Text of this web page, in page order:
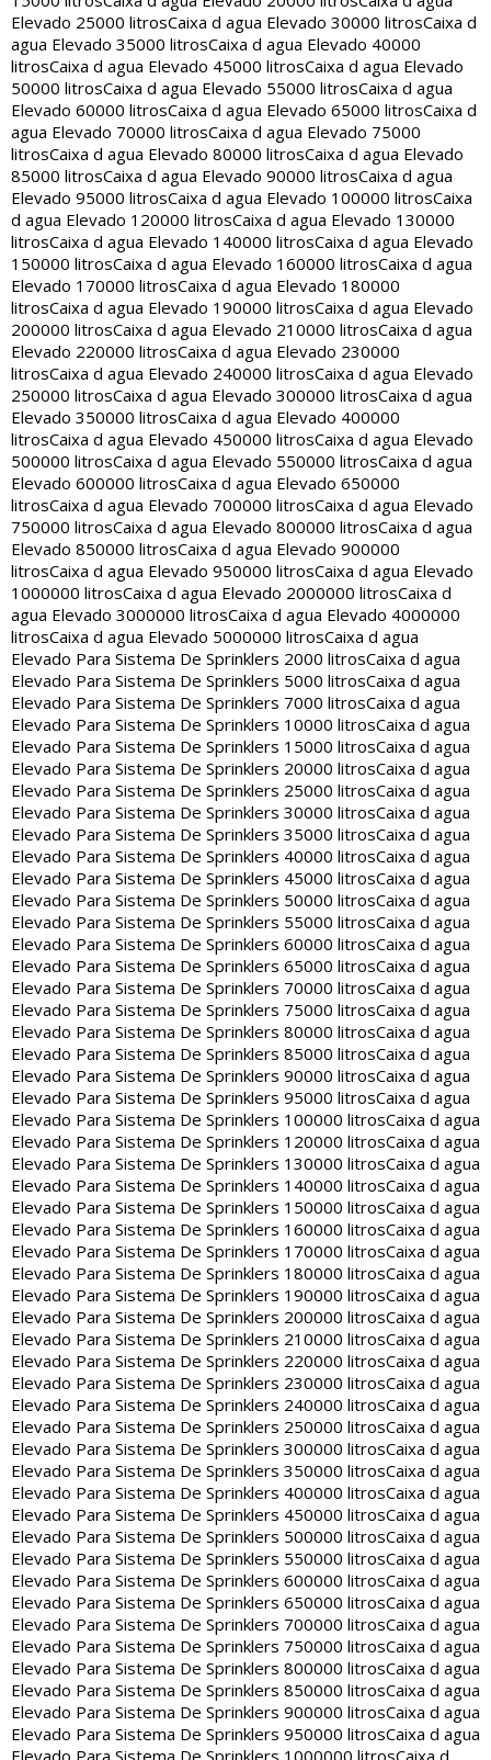
Elevado 25000 litrosCaixa d agua Elevado 30000 litrosCaixa d
agua Elevado 35000 litrosCaixa d agua Elevado 40000
litrosCaixa d agua Elevado 45000 litrosCaixa d agua Elevado
50000 litrosCaixa d agua Elevado 55000 litrosCaixa d agua
Elevado 60000 litrosCaixa d agua Elevado 65000 litrosCaixa d
agua Elevado 70000 litrosCaixa d agua Elevado 75000
litrosCaixa d agua Elevado 80000 litrosCaixa d agua Elevado
85000 litrosCaixa d agua Elevado 90000 litrosCaixa d agua
Elevado 95000 litrosCaixa d agua Elevado 100000 litrosCaixa
d agua Elevado 120000 litrosCaixa d agua Elevado 130000
litrosCaixa d agua Elevado 140000 litrosCaixa d agua Elevado
150000 litrosCaixa d agua Elevado 160000 litrosCaixa d agua
Elevado 170000 litrosCaixa d agua Elevado 180000
litrosCaixa d agua Elevado 190000 litrosCaixa d agua Elevado
200000 litrosCaixa d agua Elevado 210000 litrosCaixa d agua
Elevado 220000 litrosCaixa d agua Elevado 230000
litrosCaixa d agua Elevado 240000 litrosCaixa d agua Elevado
250000 litrosCaixa d agua Elevado 300000 litrosCaixa d agua
Elevado 350000 litrosCaixa d agua Elevado 400000
litrosCaixa d agua Elevado 450000 litrosCaixa d agua Elevado
500000 litrosCaixa d agua Elevado 550000 litrosCaixa d agua
Elevado 600000 litrosCaixa d agua Elevado 650000
litrosCaixa d agua Elevado 700000 litrosCaixa d agua Elevado
750000 litrosCaixa d agua Elevado 800000 litrosCaixa d agua
Elevado 850000 litrosCaixa d agua Elevado 900000
litrosCaixa d agua Elevado 950000 litrosCaixa d agua Elevado
1000000 litrosCaixa d agua Elevado 2000000 litrosCaixa d
agua Elevado 3000000 litrosCaixa d agua Elevado 4000000
litrosCaixa d agua Elevado 5000000 litrosCaixa d agua
Elevado Para Sistema De Sprinklers 2000 litrosCaixa d agua
Elevado Para Sistema De Sprinklers 5000 litrosCaixa d agua
Elevado Para Sistema De Sprinklers 7000 litrosCaixa d agua
Elevado Para Sistema De Sprinklers 10000 litrosCaixa d agua
Elevado Para Sistema De Sprinklers 15000 litrosCaixa d agua
Elevado Para Sistema De Sprinklers 20000 litrosCaixa d agua
Elevado Para Sistema De Sprinklers 25000 litrosCaixa d agua
Elevado Para Sistema De Sprinklers 30000 litrosCaixa d agua
Elevado Para Sistema De Sprinklers 35000 litrosCaixa d agua
Elevado Para Sistema De Sprinklers 40000 litrosCaixa d agua
Elevado Para Sistema De Sprinklers 45000 litrosCaixa d agua
Elevado Para Sistema De Sprinklers 50000 litrosCaixa d agua
Elevado Para Sistema De Sprinklers 55000 litrosCaixa d agua
Elevado Para Sistema De Sprinklers 60000 litrosCaixa d agua
Elevado Para Sistema De Sprinklers 65000 litrosCaixa d agua
Elevado Para Sistema De Sprinklers 70000 litrosCaixa d agua
Elevado Para Sistema De Sprinklers 75000 litrosCaixa d agua
Elevado Para Sistema De Sprinklers 80000 litrosCaixa d agua
Elevado Para Sistema De Sprinklers 85000 litrosCaixa d agua
Elevado Para Sistema De Sprinklers 90000 litrosCaixa d agua
Elevado Para Sistema De Sprinklers 95000 litrosCaixa d agua
Elevado Para Sistema De Sprinklers 100000 litrosCaixa d agua
Elevado Para Sistema De Sprinklers 120000 litrosCaixa d agua
Elevado Para Sistema De Sprinklers 130000 litrosCaixa d agua
Elevado Para Sistema De Sprinklers 140000 litrosCaixa d agua
Elevado Para Sistema De Sprinklers 150000 litrosCaixa d agua
Elevado Para Sistema De Sprinklers 160000 litrosCaixa d agua
Elevado Para Sistema De Sprinklers 170000 litrosCaixa d agua
Elevado Para Sistema De Sprinklers 180000 litrosCaixa d agua
Elevado Para Sistema De Sprinklers 190000 litrosCaixa d agua
Elevado Para Sistema De Sprinklers 200000 litrosCaixa d agua
Elevado Para Sistema De Sprinklers 210000 litrosCaixa d agua
Elevado Para Sistema De Sprinklers 220000 litrosCaixa d agua
Elevado Para Sistema De Sprinklers 230000 litrosCaixa d agua
Elevado Para Sistema De Sprinklers 240000 litrosCaixa d agua
Elevado Para Sistema De Sprinklers 250000 litrosCaixa d agua
Elevado Para Sistema De Sprinklers 300000 litrosCaixa d agua
Elevado Para Sistema De Sprinklers 350000 litrosCaixa d agua
Elevado Para Sistema De Sprinklers 400000 litrosCaixa d agua
Elevado Para Sistema De Sprinklers 450000 litrosCaixa d agua
Elevado Para Sistema De Sprinklers 500000 litrosCaixa d agua
Elevado Para Sistema De Sprinklers 550000 litrosCaixa d agua
Elevado Para Sistema De Sprinklers 600000 litrosCaixa d agua
Elevado Para Sistema De Sprinklers 650000 litrosCaixa d agua
Elevado Para Sistema De Sprinklers 700000 litrosCaixa d agua
Elevado Para Sistema De Sprinklers 750000 litrosCaixa d agua
Elevado Para Sistema De Sprinklers 800000 litrosCaixa d agua
Elevado Para Sistema De Sprinklers 850000 litrosCaixa d agua
Elevado Para Sistema De Sprinklers 900000 litrosCaixa d agua
Elevado Para Sistema De Sprinklers 950000 litrosCaixa d agua